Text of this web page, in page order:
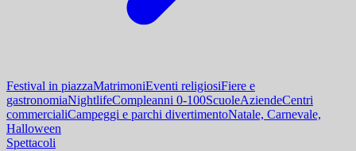
Festival in piazzaMatrimoniEventi religiosiFiere e
gastronomiaNightlifeCompleanni 0-100ScuoleAziendeCentri
commercialiCampeggi e parchi divertimentoNatale, Carnevale,
Halloween
Spettacoli